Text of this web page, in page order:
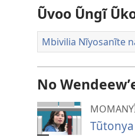
Ũvoo Ũngĩ
Mbivilia Nĩyosanĩte
No